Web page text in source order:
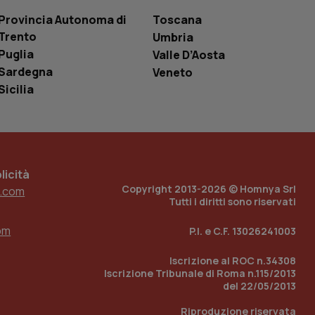
Autonoma di
Toscana
Umbria
Valle D’Aosta
Veneto
Copyright 2013-2026 © Homnya Srl
Tutti i diritti sono riservati
P.I. e C.F. 13026241003
Iscrizione al ROC n.34308
Iscrizione Tribunale di Roma n.115/2013
del 22/05/2013
Riproduzione riservata
un numero
in cui viene
sito, ma un
Analytics
per mantenere
incorporati
del sito web sta
di
traccia
incorporati
del sito web sta